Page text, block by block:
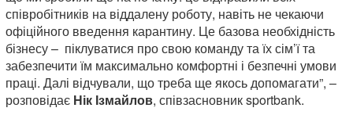
співробітників на віддалену роботу, навіть не чекаючи
офіційного введення карантину. Це базова необхідність
бізнесу – піклуватися про свою команду та їх сім’ї та
забезпечити їм максимально комфортні і безпечні умови
праці. Далі відчували, що треба ще якось допомагати”, –
розповідає Нік Ізмайлов, співзасновник sportbank.